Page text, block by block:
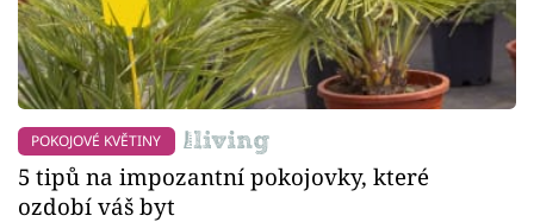
POKOJOVÉ KVĚTINY
5 tipů na impozantní pokojovky, které
ozdobí váš byt